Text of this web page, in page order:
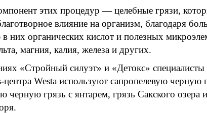
этих процедур — целебные грязи,
влияние на организм, благодаря
них органических кислот и полезных
магния, калия, железа и других.
«Стройный силуэт» и «Детокс» специалисты
центра Westa используют сапропелевую черную
черную грязь с янтарем, грязь Сакского озера